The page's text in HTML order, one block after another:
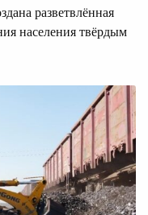
разветвлённая
населения твёрдым